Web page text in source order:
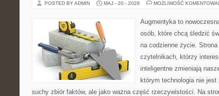
POSTED BY ADMIN MAJ - 20 - 2026 MOŻLIWOŚĆ
Augmentyka to
osób, które chcą śledzić
na codzienne życie.
czytelnikach, którzy
inteligentne zmieniają
którym technologia nie
suchy zbiór faktów, ale jako ważna część rzeczywistości. Na